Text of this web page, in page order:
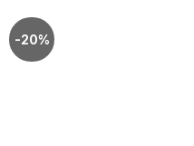
-20%